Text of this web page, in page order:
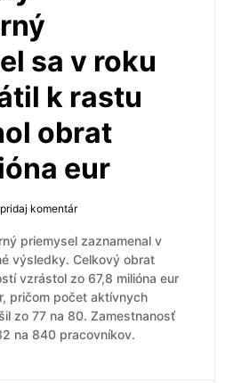
sa v roku
k rastu
obrat
eur
pridaj komentár
priemysel zaznamenal v
výsledky. Celkový obrat
vzrástol zo 67,8 milióna eur
pričom počet aktívnych
zo 77 na 80. Zamestnanosť
na 840 pracovníkov.